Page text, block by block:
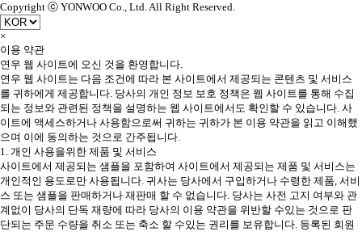
Copyright ⓒ YONWOO Co., Ltd. All Right Reserved.
×
이용 약관
연우 웹 사이트에 오신 것을 환영합니다.
연우 웹 사이트는 다음 조건에 따라 본 사이트에서 제공되는 콘텐츠 및 서비스
를 귀하에게 제공합니다. 당사의 개인 정보 보호 정책은 웹 사이트를 통해 수집
되는 정보와 관련된 정책을 설명하는 웹 사이트에서도 확인할 수 있습니다. 사
이트에 액세스하거나 사용함으로써 귀하는 귀하가 본 이용 약관을 읽고 이해했
으며 이에 동의하는 것으로 간주됩니다.
1. 개인 사용을위한 제품 및 서비스
사이트에서 제공되는 샘플을 포함하여 사이트에서 제공되는 제품 및 서비스는
개인적인 용도로만 사용됩니다. 귀사는 당사에서 구입하거나 수령한 제품, 서비
스 또는 샘플을 판매하거나 재판매 할 수 없습니다. 당사는 사전 고지 여부와 관
계없이 당사의 단독 재량에 따라 당사의 이용 약관을 위반할 수있는 것으로 판
단되는 주문 수량을 취소 또는 축소 할 수있는 권리를 보유합니다. 등록된 회원